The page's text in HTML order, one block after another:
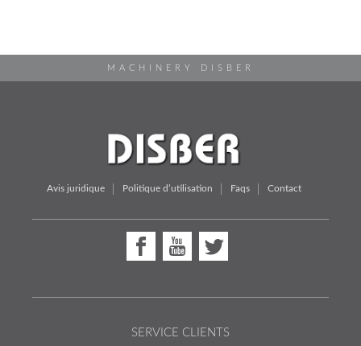
MACHINERY DISBER
Avis juridique Politique d’utilisation Faqs Contact
SERVICE CLIENTS